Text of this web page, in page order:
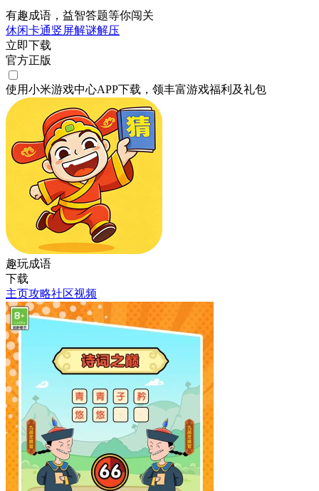
有趣成语，益智答题等你闯关
休闲卡通竖屏解谜解压
立即下载
官方正版
使用小米游戏中心APP下载 ，领丰富游戏福利 及礼包
趣玩成语
下载
主页攻略社区视频